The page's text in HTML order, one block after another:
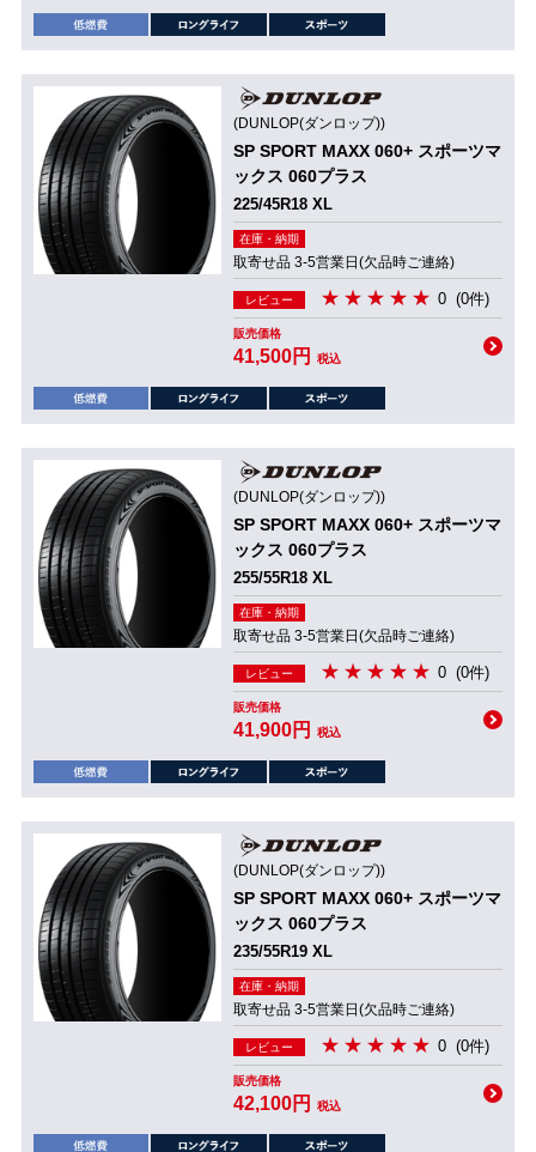
(DUNLOP(ダンロップ))
SP SPORT MAXX 060+ スポーツマ
ックス 060プラス
225/45R18 XL
在庫・納期
取寄せ品 3-5営業日(欠品時ご連絡)
レビュー 0 (0件)
販売価格
41,500円 税込
(DUNLOP(ダンロップ))
SP SPORT MAXX 060+ スポーツマ
ックス 060プラス
255/55R18 XL
在庫・納期
取寄せ品 3-5営業日(欠品時ご連絡)
レビュー 0 (0件)
販売価格
41,900円 税込
(DUNLOP(ダンロップ))
SP SPORT MAXX 060+ スポーツマ
ックス 060プラス
235/55R19 XL
在庫・納期
取寄せ品 3-5営業日(欠品時ご連絡)
レビュー 0 (0件)
販売価格
42,100円 税込